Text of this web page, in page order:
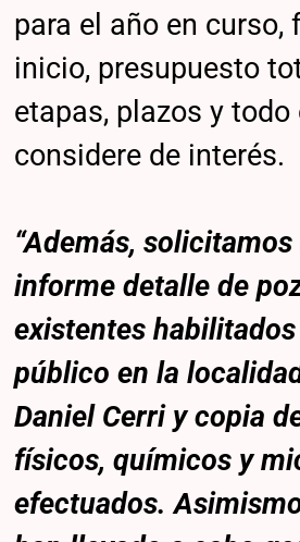
para el año en curso,
inicio, presupuesto
etapas, plazos y
considere de interés.
“Además, solicitamos
informe detalle de
existentes
público en la
Daniel Cerri y copia
físicos, químicos y
efectuados.